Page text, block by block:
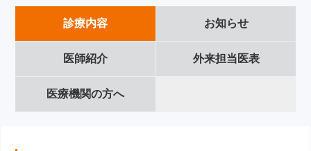
診療内容 お知らせ
医師紹介 外来担当医表
医療機関の方へ